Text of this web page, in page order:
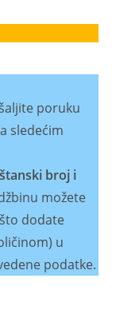
poruku
sledećim
broj i
možete
dodate
u
podatke.